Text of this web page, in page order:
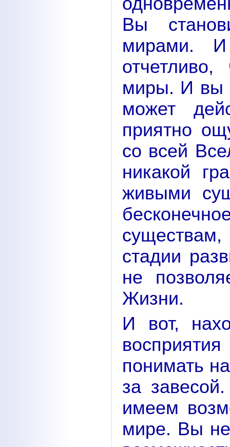
Вы
мирами. И
миры. И вы
может
приятно
со всей
никакой
живыми
стадии
не
Жизни.
И вот,
понимать
за
имеем
мире. Вы